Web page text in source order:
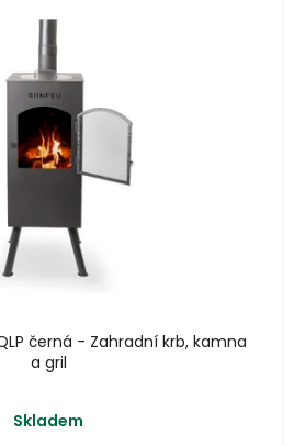
QLP černá - Zahradní krb, kamna
a gril
Skladem